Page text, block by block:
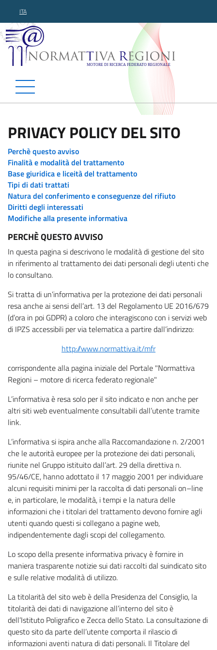
ITA
Normattiva Regioni -
PRIVACY POLICY DEL SITO
Perchè questo avviso
Finalità e modalità del trattamento
Base giuridica e liceità del trattamento
Tipi di dati trattati
Natura del conferimento e conseguenze del rifiuto
Diritti degli interessati
Modifiche alla presente informativa
PERCHÈ QUESTO AVVISO
In questa pagina si descrivono le modalità di gestione del sito
in riferimento al trattamento dei dati personali degli utenti che
lo consultano.
Si tratta di un’informativa per la protezione dei dati personali
resa anche ai sensi dell’art. 13 del Regolamento UE 2016/679
(d’ora in poi GDPR) a coloro che interagiscono con i servizi web
di IPZS accessibili per via telematica a partire dall’indirizzo:
http://www.normattiva.it/mfr
corrispondente alla pagina iniziale del Portale "Normattiva
Regioni – motore di ricerca federato regionale"
L’informativa è resa solo per il sito indicato e non anche per
altri siti web eventualmente consultabili dall’utente tramite
link.
L’informativa si ispira anche alla Raccomandazione n. 2/2001
che le autorità europee per la protezione dei dati personali,
riunite nel Gruppo istituito dall’art. 29 della direttiva n.
95/46/CE, hanno adottato il 17 maggio 2001 per individuare
alcuni requisiti minimi per la raccolta di dati personali on–line
e, in particolare, le modalità, i tempi e la natura delle
informazioni che i titolari del trattamento devono fornire agli
utenti quando questi si collegano a pagine web,
indipendentemente dagli scopi del collegamento.
Lo scopo della presente informativa privacy è fornire in
maniera trasparente notizie sui dati raccolti dal suindicato sito
e sulle relative modalità di utilizzo.
La titolarità del sito web è della Presidenza del Consiglio, la
titolarità dei dati di navigazione all’interno del sito è
dell’Istituto Poligrafico e Zecca dello Stato. La consultazione di
questo sito da parte dell’utente comporta il rilascio di
informazioni aventi natura di dati personali. Il Titolare del